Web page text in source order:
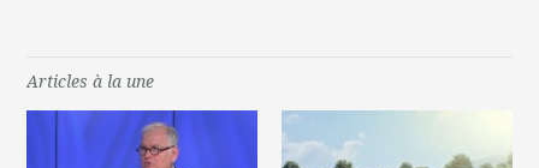
Articles à la une